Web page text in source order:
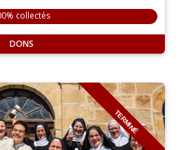
collectés
DONS
TERMINÉ